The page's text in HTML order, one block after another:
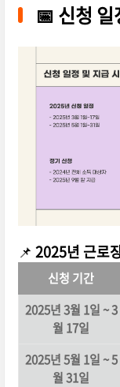
📅 신청
📌 2025년 근로
신청 기간
2025년 3월 1일 ~ 3
월 17일
2025년 5월 1일 ~ 5
월 31일